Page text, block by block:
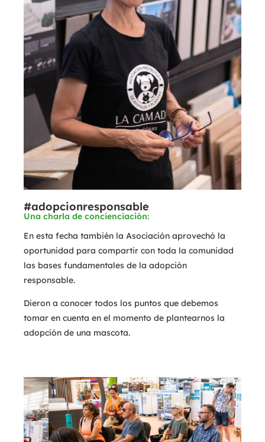
#adopcionresponsable
Una charla de concienciación:
En esta fecha también la Asociación aprovechó la
oportunidad para compartir con toda la comunidad
las bases fundamentales de la adopción
responsable.
Dieron a conocer todos los puntos que debemos
tomar en cuenta en el momento de plantearnos la
adopción de una mascota.